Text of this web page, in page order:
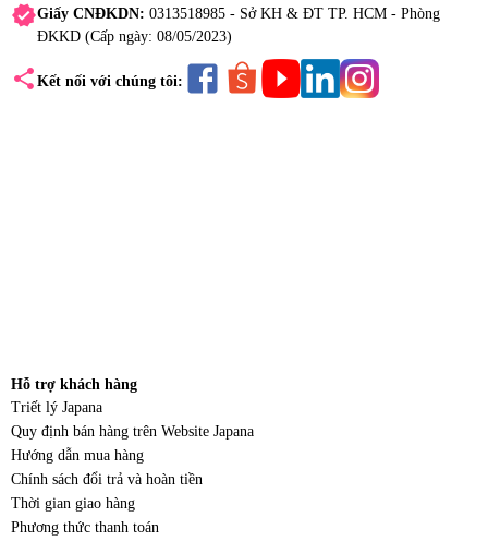
verifiedGiấy CNĐKDN: 0313518985 - Sở KH & ĐT TP. HCM - Phòng
ĐKKD (Cấp ngày: 08/05/2023)
share Kết nối với chúng tôi:
Hỗ trợ khách hàng
Triết lý Japana
Quy định bán hàng trên Website Japana
Hướng dẫn mua hàng
Chính sách đổi trả và hoàn tiền
Thời gian giao hàng
Phương thức thanh toán